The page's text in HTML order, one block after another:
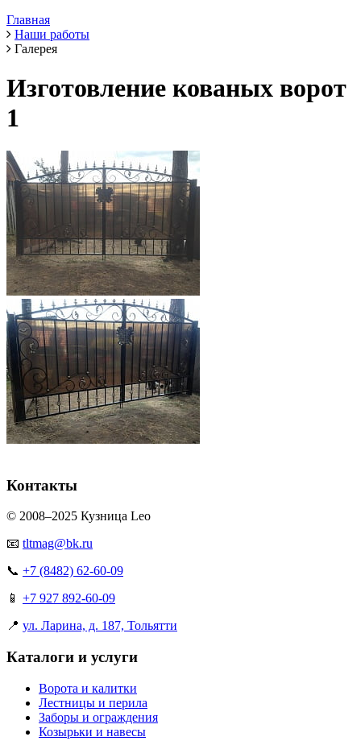
Главная
Наши работы
Галерея
Изготовление кованых ворот
1
Контакты
© 2008–2025 Кузница Leo
📧 tltmag@bk.ru
📞 +7 (8482) 62-60-09
📱 +7 927 892-60-09
📍 ул. Ларина, д. 187, Тольятти
Каталоги и услуги
Ворота и калитки
Лестницы и перила
Заборы и ограждения
Козырьки и навесы